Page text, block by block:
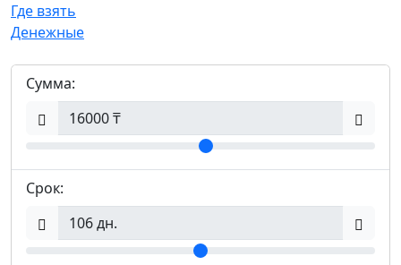
Где взять
Денежные
Сумма:
Срок: